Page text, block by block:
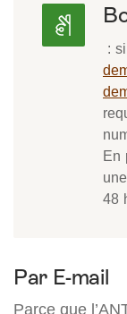
:
En
48
Par E-mail
Parce que